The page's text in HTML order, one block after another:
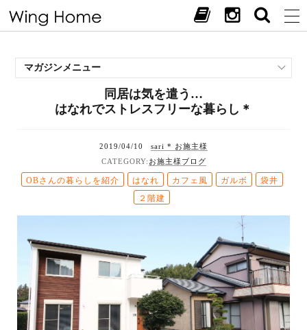
マガジンメニュー
スタッフブログ
見学会・イベント
お施主様ブログ
同居は気を遣う…
はなれでストレスフリーな暮らし＊
2019/04/10
sari * お施主様
お施主様ブログ
OBさんの暮らしを紹介 はなれ カフェ風 ガルボ
袋井
２階建